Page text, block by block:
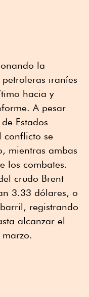
la
iraníes
hacia y
A pesar
Estados
conflicto se
mientras ambas
los combates.
crudo Brent
3.33 dólares, o
registrando
alcanzar el
marzo.